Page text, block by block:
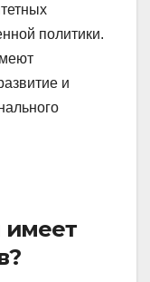
политики.
и
имеет